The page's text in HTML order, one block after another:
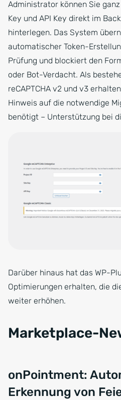
Administrator können Sie
Key und API Key direkt im
hinterlegen. Das System
automatischer Token-
Prüfung und blockiert den
oder Bot-Verdacht. Als
reCAPTCHA v2 und v3
Hinweis auf die notwendige
benötigt – Unterstützung bei
Darüber hinaus hat das WP-
Optimierungen erhalten, die
weiter erhöhen.
Marketplace-
onPointment:
Erkennung von